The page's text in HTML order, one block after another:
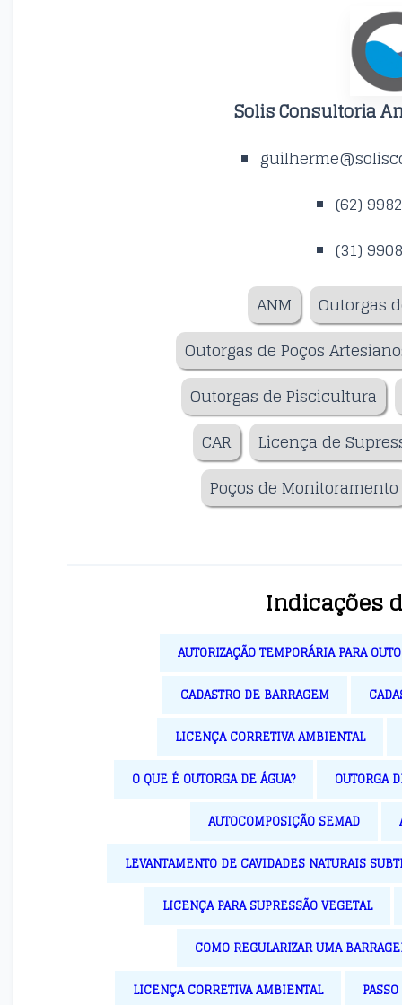
Solis Consultoria
(62)
(31)
ANM
Outorgas
Outorgas de Poços
Outorgas de Piscicultura
CAR
Licença de
Poços de Monitoramento
Indicações
AUTORIZAÇÃO TEMPORÁRIA PARA
CADASTRO DE BARRAGEM
LICENÇA CORRETIVA AMBIENTAL
O QUE É OUTORGA DE ÁGUA? OUTORGA
AUTOCOMPOSIÇÃO SEMAD
LEVANTAMENTO DE CAVIDADES NATURAIS
LICENÇA PARA SUPRESSÃO VEGETAL
COMO REGULARIZAR UMA
LICENÇA CORRETIVA AMBIENTAL